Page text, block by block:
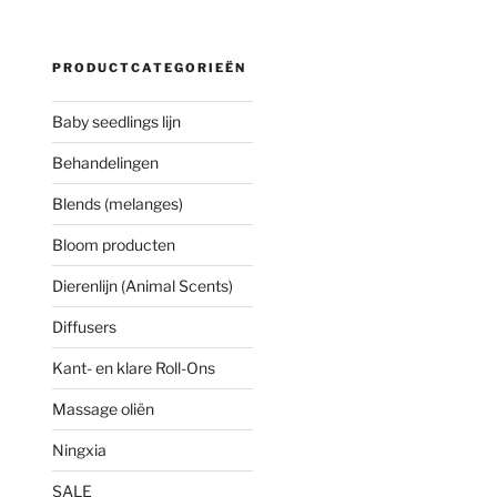
PRODUCTCATEGORIEËN
Baby seedlings lijn
Behandelingen
Blends (melanges)
Bloom producten
Dierenlijn (Animal Scents)
Diffusers
Kant- en klare Roll-Ons
Massage oliën
Ningxia
SALE